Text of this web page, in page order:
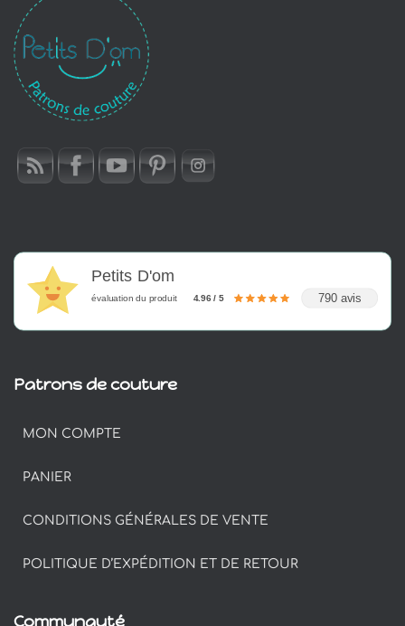
Petits D'om
évaluation du produit 4.96 / 5 790 avis
Patrons de couture
MON COMPTE
PANIER
CONDITIONS GÉNÉRALES DE VENTE
POLITIQUE D’EXPÉDITION ET DE RETOUR
Communauté